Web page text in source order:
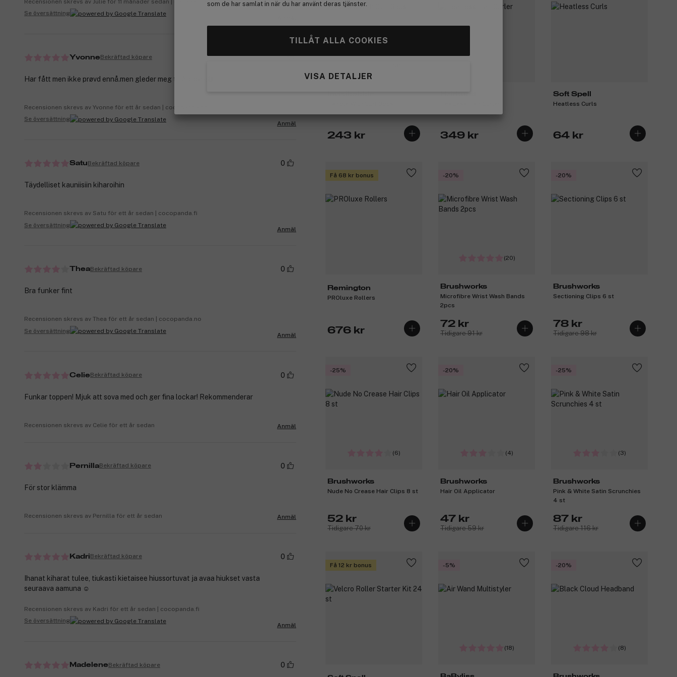
som de har samlat in när du har använt deras tjänster.
TILLÅT ALLA COOKIES
VISA DETALJER
243 kr 349 kr
Soft Spell
Heatless Curls
64 kr
Få 68 kr bonus
Remington
PROluxe Rollers
676 kr
-20%
(20)
Brushworks
Microfibre Wrist Wash Bands
2pcs
72 kr
Tidigare 91 kr
-20%
Brushworks
Sectioning Clips 6 st
78 kr
Tidigare 98 kr
-25%
(6)
Brushworks
Nude No Crease Hair Clips 8 st
52 kr
Tidigare 70 kr
-20%
(4)
Brushworks
Hair Oil Applicator
47 kr
Tidigare 59 kr
-25%
(3)
Brushworks
Pink & White Satin Scrunchies
4 st
87 kr
Tidigare 116 kr
Få 12 kr bonus -5%
(18)
-20%
(8)
Se översättning
YvonneBekräftad köpare 1
Har fått men ikke prøvd ennå.men gleder meg til å prøve.😁
Recensionen skrevs av Yvonne för ett år sedan | cocopanda.no
Se översättning
Anmäl
SatuBekräftad köpare 0
Täydelliset kauniisiin kiharoihin
Recensionen skrevs av Satu för ett år sedan | cocopanda.fi
Se översättning
Anmäl
TheaBekräftad köpare 0
Bra funker fint
Recensionen skrevs av Thea för ett år sedan | cocopanda.no
Se översättning
Anmäl
CelieBekräftad köpare 0
Funkar toppen! Mjuk att sova med och ger fina lockar! Rekommenderar
Recensionen skrevs av Celie för ett år sedan Anmäl
PernillaBekräftad köpare 0
För stor klämma
Recensionen skrevs av Pernilla för ett år sedan Anmäl
KadriBekräftad köpare 0
Ihanat kiharat tulee, tiukasti kietaisee hiussortuvat ja avaa hiukset vasta
seuraava aamuna ☺️
Recensionen skrevs av Kadri för ett år sedan | cocopanda.fi
Se översättning
Anmäl
MadeleneBekräftad köpare 0